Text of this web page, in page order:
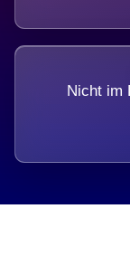
Nicht im